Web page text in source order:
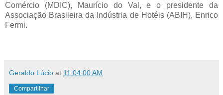
Comércio (MDIC), Maurício do Val, e o presidente da
Associação Brasileira da Indústria de Hotéis (ABIH), Enrico
Fermi.
Geraldo Lúcio at 11:04:00 AM
Compartilhar